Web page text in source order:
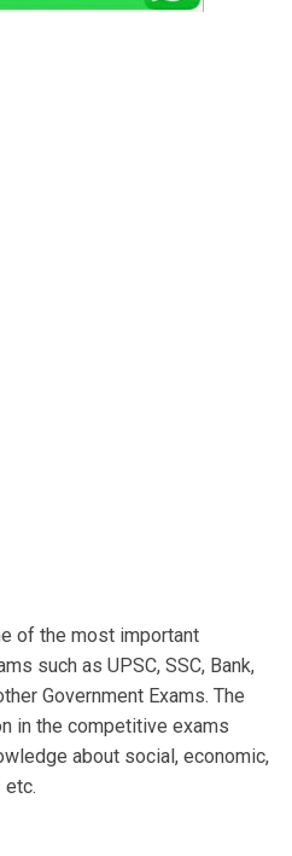
of the most important
such as UPSC, SSC, Bank,
Government Exams. The
in the competitive exams
about social, economic,